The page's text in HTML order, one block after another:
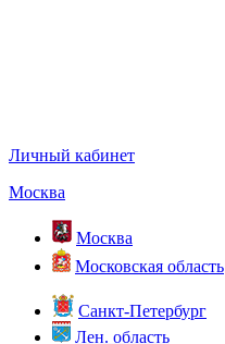
Личный кабинет
Москва
Москва
Московская область
Санкт-Петербург
Лен. область